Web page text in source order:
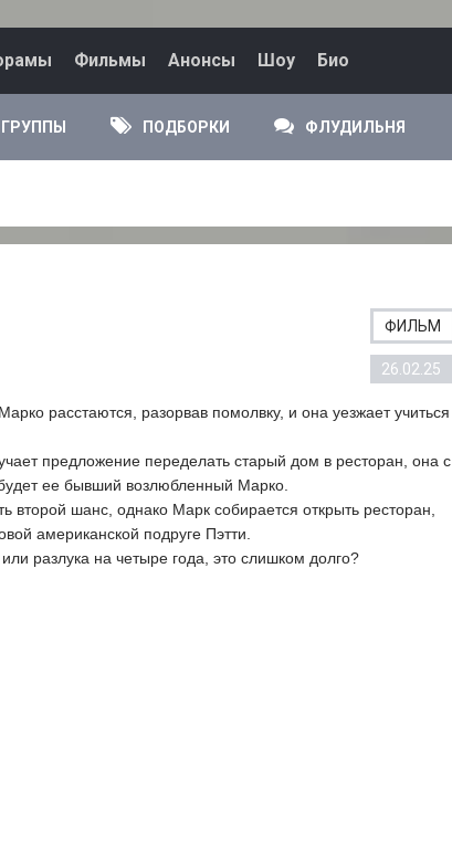
Фильмы Анонсы Шоу Био
ГРУППЫ ПОДБОРКИ ФЛУДИЛЬНЯ
ФИЛЬМ
26.02.25
расстаются, разорвав помолвку, и она уезжает учиться
предложение переделать старый дом в ресторан, она с
ее бывший возлюбленный Марко.
второй шанс, однако Марк собирается открыть ресторан,
американской подруге Пэтти.
разлука на четыре года, это слишком долго?